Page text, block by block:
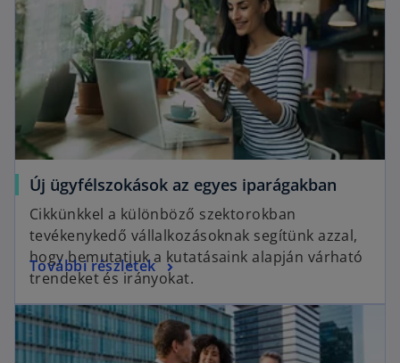
Új ügyfélszokások az egyes iparágakban
Cikkünkkel a különböző szektorokban
tevékenykedő vállalkozásoknak segítünk azzal,
hogy bemutatjuk a kutatásaink alapján várható
trendeket és irányokat.
További részletek